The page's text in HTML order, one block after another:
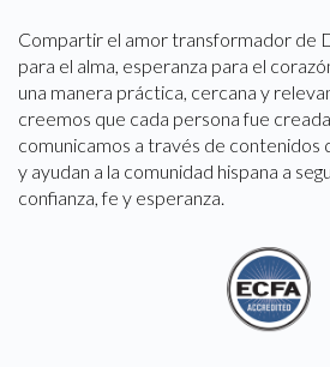
Compartir el amor transformador de
para el alma, esperanza para el
una manera práctica, cercana y
creemos que cada persona fue
comunicamos a través de contenidos
y ayudan a la comunidad hispana a
confianza, fe y esperanza.